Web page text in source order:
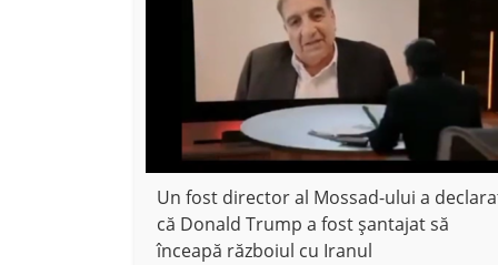
Un fost director al Mossad-ului a
că Donald Trump a fost șantajat să
înceapă războiul cu Iranul